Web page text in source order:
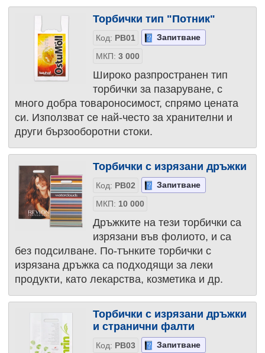
Торбички тип "Потник"
Код: PB01
Запитване
МКП: 3 000
Широко разпространен тип
торбички за пазаруване, с
много добра товароносимост, спрямо цената
си. Използват се най-често за хранителни и
други бързооборотни стоки.
Торбички с изрязани дръжки
Код: PB02
Запитване
МКП: 10 000
Дръжките на тези торбички са
изрязани във фолиото, и са
без подсилване. По-тънките торбички с
изрязана дръжка са подходящи за леки
продукти, като лекарства, козметика и др.
Торбички с изрязани дръжки
и странични фалти
Код: PB03 Запитване